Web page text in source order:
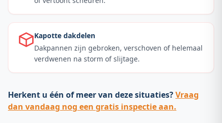
Kapotte dakdelen
Dakpannen zijn gebroken, verschoven of helemaal
verdwenen na storm of slijtage.
Herkent u één of meer van deze situaties?Vraag
dan vandaag nog een gratis inspectie aan.